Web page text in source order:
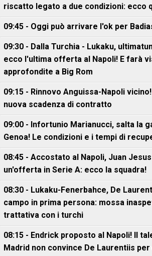
riscatto legato a due condizioni: ecco
09:45 - Oggi può arrivare l'ok per
09:30 - Dalla Turchia - Lukaku,
ecco l'ultima offerta al Napoli! E farà
approfondite a Big Rom
09:15 - Rinnovo Anguissa-Napoli
nuova scadenza di contratto
09:00 - Infortunio Marianucci, salta la
Genoa! Le condizioni e i tempi di
08:45 - Accostato al Napoli, Juan
un'offerta in Serie A: ecco la squadra!
08:30 - Lukaku-Fenerbahce, De
campo in prima persona: mossa
trattativa con i turchi
08:15 - Endrick proposto al Napoli! Il
Madrid non convince De Laurentiis